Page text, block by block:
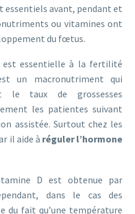
essentiels avant, pendant et
ou vitamines ont
du fœtus.
est essentielle à la fertilité
un macronutriment qui
le taux de grossesses
les patientes suivant
assistée. Surtout chez les
il aide à réguler l’hormone
D est obtenue par
dans le cas des
fait qu’une température